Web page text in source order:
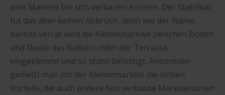
eine Markise bei sich verbauen können. Der Stabilität
tut das aber keinen Abbruch, denn wie der Name
bereits verrät wird die Klemmmarkise zwischen Boden
und Decke des Balkons oder der Terrasse
eingeklemmt und so stabil befestigt. Ansonsten
genießt man mit der Klemmmarkise die selben
Vorteile, die auch andere fest verbaute Markisenarten